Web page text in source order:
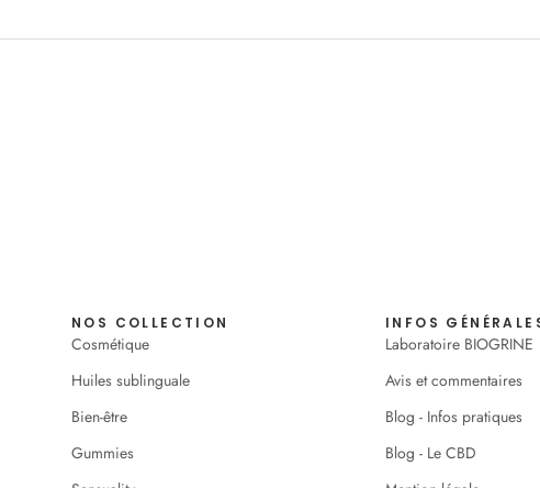
NOS COLLECTION
Cosmétique
Huiles sublinguale
Bien-être
Gummies
INFOS
Laboratoire BIOGRINE
Avis et commentaires
Blog - Infos pratiques
Blog - Le CBD